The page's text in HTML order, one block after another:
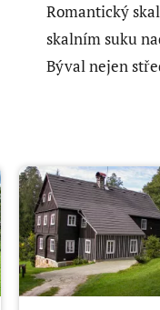
Romantický
skalním suku
Býval nejen